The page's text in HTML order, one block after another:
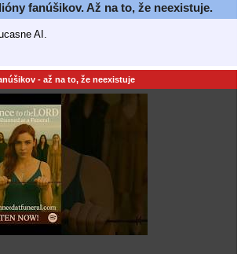
fanúšikov. Až na to, že neexistuje.
AI.
- až na to, že neexistuje